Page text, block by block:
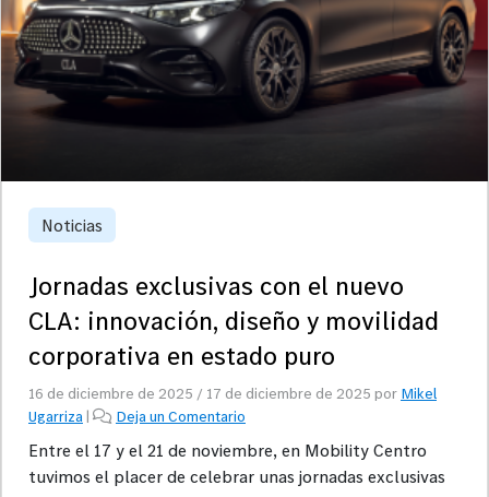
Noticias
Jornadas exclusivas con el nuevo
CLA: innovación, diseño y movilidad
corporativa en estado puro
16 de diciembre de 2025 / 17 de diciembre de 2025 por Mikel
Ugarriza| Deja un Comentario
Entre el 17 y el 21 de noviembre, en Mobility Centro
tuvimos el placer de celebrar unas jornadas exclusivas